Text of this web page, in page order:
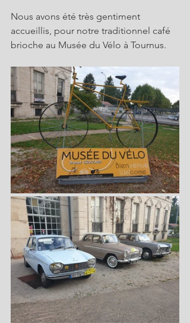
Nous avons été très gentiment
accueillis, pour notre traditionnel café
brioche au Musée du Vélo à Tournus.